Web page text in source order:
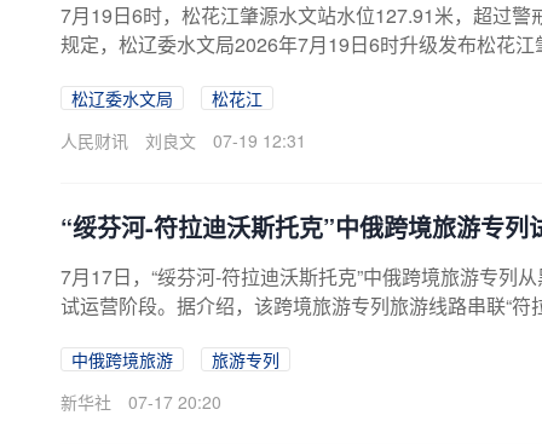
7月19日6时，松花江肇源水文站水位127.91米，超过
规定，松辽委水文局2026年7月19日6时升级发布松花
松辽委水文局
松花江
人民财讯
刘良文 07-19 12:31
“绥芬河-符拉迪沃斯托克”中俄跨境旅游专列
7月17日，“绥芬河-符拉迪沃斯托克”中俄跨境旅游专列
试运营阶段。据介绍，该跨境旅游专列旅游线路串联“
中俄跨境旅游
旅游专列
新华社
07-17 20:20